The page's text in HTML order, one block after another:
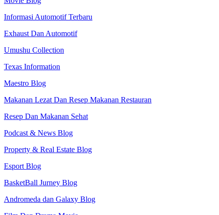
Informasi Automotif Terbaru
Exhaust Dan Automotif
Umushu Collection
Texas Information
Maestro Blog
Makanan Lezat Dan Resep Makanan Restauran
Resep Dan Makanan Sehat
Podcast & News Blog
Property & Real Estate Blog
Esport Blog
BasketBall Jurney Blog
Andromeda dan Galaxy Blog